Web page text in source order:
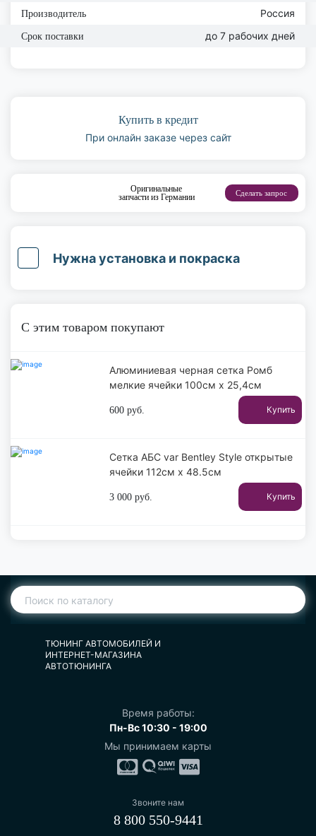
Производитель Россия
Срок поставки до 7 рабочих дней
Купить в кредит
При онлайн заказе через сайт
Оригинальные
запчасти из Германии
Сделать запрос
Нужна установка и покраска
С этим товаром покупают
Алюминиевая черная сетка Ромб
мелкие ячейки 100см х 25,4см
600 руб. Купить
Сетка АБС var Bentley Style открытые
ячейки 112см x 48.5см
3 000 руб. Купить
ТЮНИНГ АВТОМОБИЛЕЙ И
ИНТЕРНЕТ-МАГАЗИНА
АВТОТЮНИНГА
Время работы:
Пн-Вс 10:30 - 19:00
Мы принимаем карты
Звоните нам
8 800 550-9441